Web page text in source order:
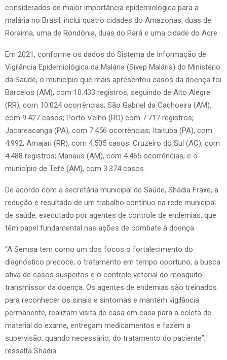
considerados de maior importância epidemiológica para a
malária no Brasil, inclui quatro cidades do Amazonas, duas de
Roraima, uma de Rondônia, duas do Pará e uma cidade do Acre.
Em 2021, conforme os dados do Sistema de Informação de
Vigilância Epidemiológica da Malária (Sivep Malária) do Ministério
da Saúde, o município que mais apresentou casos da doença foi
Barcelos (AM), com 10.433 registros, seguindo de Alto Alegre
(RR), com 10.024 ocorrências; São Gabriel da Cachoeira (AM),
com 9.427 casos; Porto Velho (RO) com 7.717 registros;
Jacareacanga (PA), com 7.456 ocorrências; Itaituba (PA), com
4.992; Amajari (RR), com 4.505 casos; Cruzeiro do Sul (AC), com
4.488 registros; Manaus (AM), com 4.465 ocorrências; e o
município de Tefé (AM), com 3.374 casos.
De acordo com a secretária municipal de Saúde, Shádia Fraxe, a
redução é resultado de um trabalho contínuo na rede municipal
de saúde, executado por agentes de controle de endemias, que
têm papel fundamental nas ações de combate à doença.
“A Semsa tem como um dos focos o fortalecimento do
diagnóstico precoce, o tratamento em tempo oportuno, a busca
ativa de casos suspeitos e o controle vetorial do mosquito
transmissor da doença. Os agentes de endemias são treinados
para reconhecer os sinais e sintomas e mantém vigilância
permanente, realizam visita de casa em casa para a coleta de
material do exame, entregam medicamentos e fazem a
supervisão, quando necessário, do tratamento do paciente”,
ressalta Shádia.